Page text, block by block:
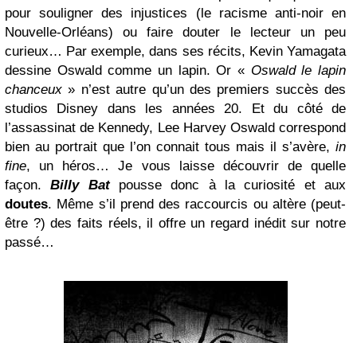
pour souligner des injustices (le racisme anti-noir en
Nouvelle-Orléans) ou faire douter le lecteur un peu
curieux… Par exemple, dans ses récits, Kevin Yamagata
dessine Oswald comme un lapin. Or « Oswald le lapin
chanceux » n’est autre qu’un des premiers succès des
studios Disney dans les années 20. Et du côté de
l’assassinat de Kennedy, Lee Harvey Oswald correspond
bien au portrait que l’on connait tous mais il s’avère, in
fine, un héros… Je vous laisse découvrir de quelle
façon.Billy Batpousse donc à la curiosité et aux
doutes. Même s’il prend des raccourcis ou altère (peut-
être ?) des faits réels, il offre un regard inédit sur notre
passé…